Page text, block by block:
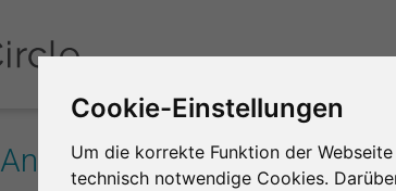
Cookie-Einstellungen
Um die korrekte Funktion der
technisch notwendige Cookies.
Anmelden